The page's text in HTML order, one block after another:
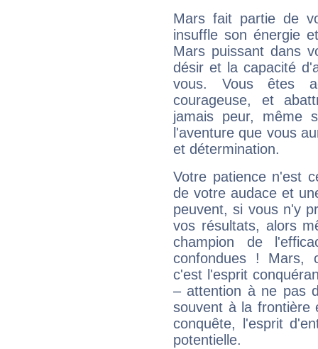
Mars fait partie de
insuffle son énergie
Mars puissant dans
désir et la capacité
vous. Vous êtes
courageuse, et
jamais peur, même
l'aventure que vous
et détermination.
Votre patience n'est
de votre audace et
peuvent, si vous n'y
vos résultats, alors
champion de
confondues ! Mars,
c'est l'esprit
– attention à ne pas
souvent à la frontière
conquête, l'esprit
potentielle.